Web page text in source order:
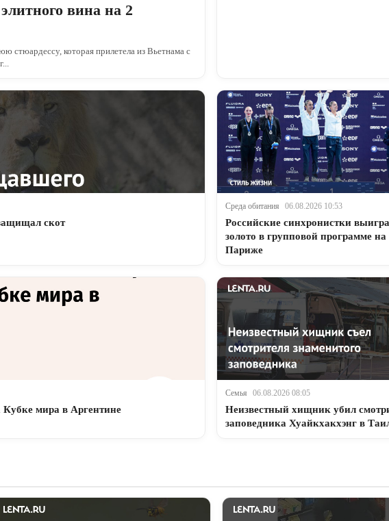
вина на 2
стюардессу, которая прилетела из Вьетнама с
скот
Среда обитания 06.08.2026 10:53
Российские синхронистки
золото в групповой программе
Париже
Кубке мира в Аргентине
Семья 06.08.2026 08:05
Неизвестный хищник убил
заповедника Хуайкхакхэнг в